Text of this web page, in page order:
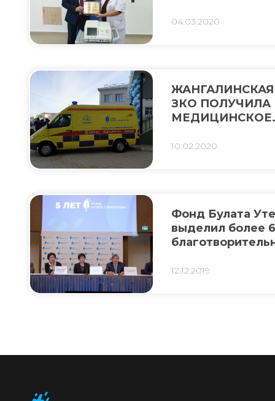
АСФИКСИЕЙ
04.03.2020
ЗКО ПОЛУЧИЛА
МЕДИЦИНСКОЕ
ТЕНГЕ
10.02.2020
Фонд Булата
выделил более
12.12.2019